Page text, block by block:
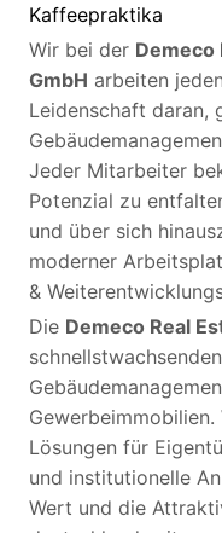
Kaffeepraktika
Wir bei der Demeco
GmbH arbeiten
Leidenschaft daran,
Jeder Mitarbeiter
Potenzial zu
und über sich
moderner
&
Die Demeco Real
Lösungen für
und institutionelle
Wert und die